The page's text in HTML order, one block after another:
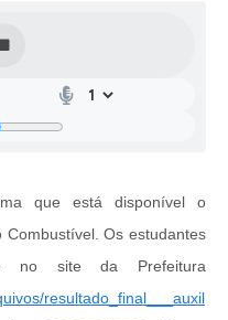
que está disponível o
Os estudantes
no site da Prefeitura
resultado_final___auxil